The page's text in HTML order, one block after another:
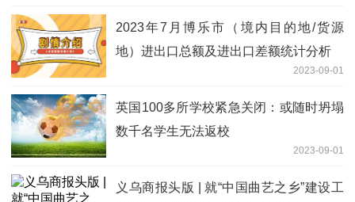
2023年7月博乐市（境内目的地/货源
地）进出口总额及进出口差额统计分析
2023-09-01
英国100多所学校紧急关闭：或随时坍塌
数千名学生无法返校
2023-09-01
义乌商报头版 | 就“中国曲艺之乡”建设工